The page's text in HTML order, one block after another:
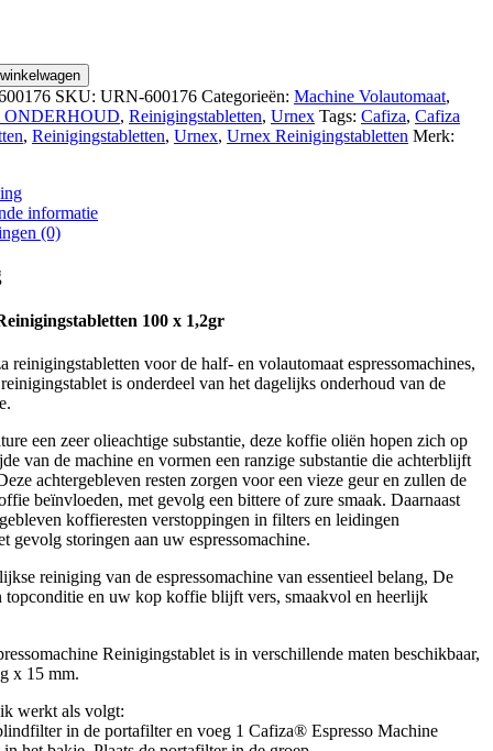
SKU: URN-600176 Categorieën: Machine Volautomaat,
, Reinigingstabletten, Urnex Tags: Cafiza, Cafiza
, Reinigingstabletten, Urnex, Urnex Reinigingstabletten Merk:
informatie
(0)
100 x 1,2gr
reinigingstabletten voor de half- en volautomaat espressomachines,
is onderdeel van het dagelijks onderhoud van de
een zeer olieachtige substantie, deze koffie oliën hopen zich op
van de machine en vormen een ranzige substantie die achterblijft
achtergebleven resten zorgen voor een vieze geur en zullen de
beïnvloeden, met gevolg een bittere of zure smaak. Daarnaast
koffieresten verstoppingen in filters en leidingen
gevolg storingen aan uw espressomachine.
reiniging van de espressomachine van essentieel belang, De
topconditie en uw kop koffie blijft vers, smaakvol en heerlijk
Reinigingstablet is in verschillende maten beschikbaar,
x 15 mm.
werkt als volgt:
in de portafilter en voeg 1 Cafiza® Espresso Machine